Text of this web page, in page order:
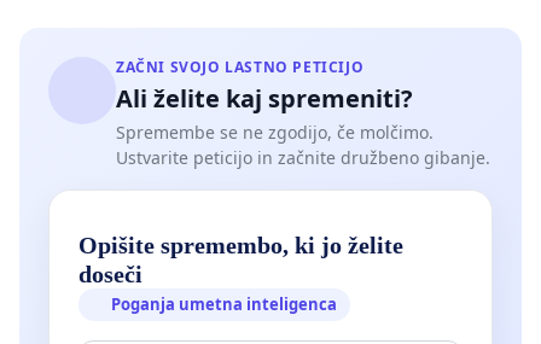
ZAČNI SVOJO LASTNO PETICIJO
Ali želite kaj spremeniti?
Spremembe se ne zgodijo, če molčimo.
Ustvarite peticijo in začnite družbeno gibanje.
Opišite spremembo, ki jo želite
doseči
Poganja umetna inteligenca